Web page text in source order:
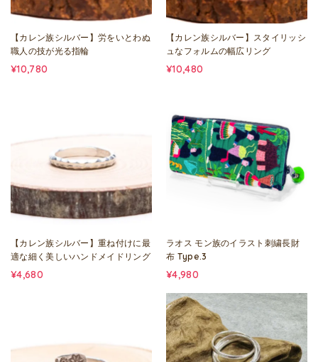
【カレン族シルバー】労をいとわぬ
職人の技が光る指輪
¥10,780
【カレン族シルバー】スタイリッシ
ュなフォルムの幅広リング
¥10,480
【カレン族シルバー】重ね付けに最
適な細く美しいハンドメイドリング
¥4,680
ラオス モン族のイラスト刺繍長財
布 Type.3
¥4,980